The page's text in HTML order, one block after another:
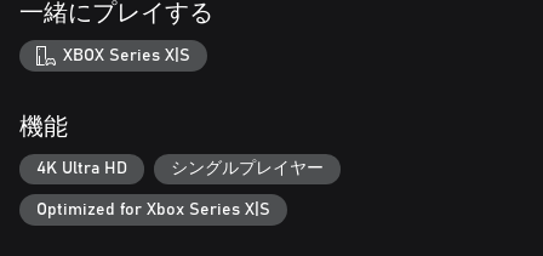
一緒にプレイする
XBOX Series X|S
機能
4K Ultra HD シングルプレイヤー
Optimized for Xbox Series X|S